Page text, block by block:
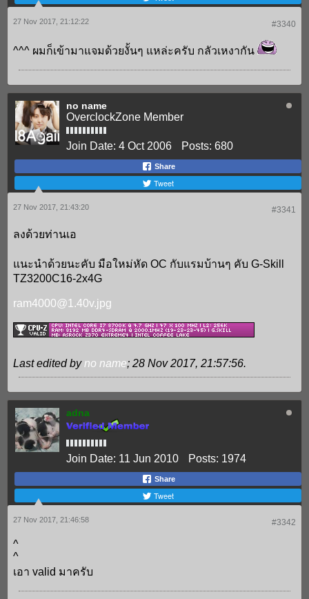
#3340
27 Nov 2017, 21:12:22
^^^ ผมก็เข้ามาแจมด้วยงั้นๆ แหล่ะครับ กลัวเหงากัน
no name
OverclockZone Member
Join Date: 4 Oct 2006 Posts: 680
Share
Tweet
#3341
27 Nov 2017, 21:43:20
ลงด้วยท่านเอ
แนะนำด้วยนะคับ มือใหม่หัด OC กับแรมบ้านๆ คับ G-Skill
TZ3200C16-2x4G
ram4000@1.40v.jpg
Last edited by no name; 28 Nov 2017, 21:57:56.
adna
Join Date: 11 Jun 2010 Posts: 1974
Share
Tweet
#3342
27 Nov 2017, 21:46:58
^
^
เอา valid มาครับ